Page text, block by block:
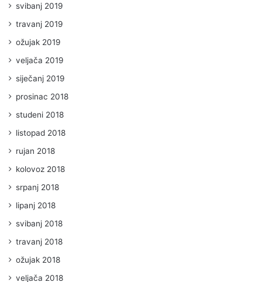
svibanj 2019
travanj 2019
ožujak 2019
veljača 2019
siječanj 2019
prosinac 2018
studeni 2018
listopad 2018
rujan 2018
kolovoz 2018
srpanj 2018
lipanj 2018
svibanj 2018
travanj 2018
ožujak 2018
veljača 2018